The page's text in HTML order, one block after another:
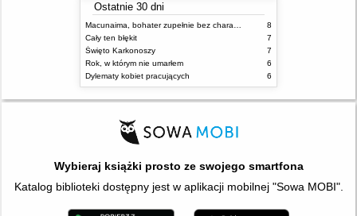
Ostatnie 30 dni
Macunaima, bohater zupełnie bez charakteru
8
Cały ten błękit
7
Święto Karkonoszy
7
Rok, w którym nie umarłem
6
Dylematy kobiet pracujących
6
Wybieraj książki prosto ze swojego smartfona
Katalog biblioteki dostępny jest w aplikacji mobilnej "Sowa MOBI".